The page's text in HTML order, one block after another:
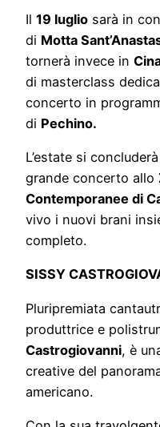
Il 19 luglio sarà in
di Motta
tornerà invece in
di masterclass
concerto in
di Pechino.
L’estate si
grande concerto allo
Contemporanee di
vivo i nuovi brani
completo.
SISSY
Pluripremiata
produttrice e
Castrogiovanni, è
creative del
americano.